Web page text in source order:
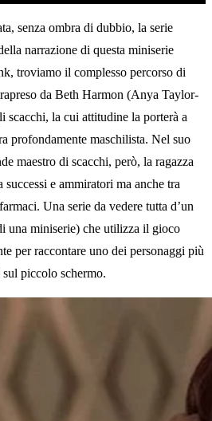
senza ombra di dubbio, la serie
narrazione di questa miniserie
troviamo il complesso percorso di
da Beth Harmon (Anya Taylor-
scacchi, la cui attitudine la porterà a
profondamente maschilista. Nel suo
maestro di scacchi, però, la ragazza
e ammiratori ma anche tra
Una serie da vedere tutta d’un
una miniserie) che utilizza il gioco
per raccontare uno dei personaggi più
piccolo schermo.